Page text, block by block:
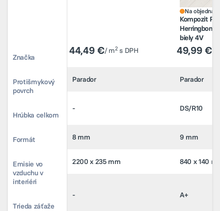
44,49 €/ m2s DPH
Na
Kompozit
Herringbone
biely 4V
49,99 €/
Značka Parador Parador
povrch
- DS/R10
Hrúbka celkom 8 mm 9 mm
Formát 2200 x 235 mm 840 x 140
Emisie vo
interiéri
- A+
49,99 €/
Značka Parador Parador
Protišmykový
povrch
Hrúbka celkom
Formát 2200 x 235 mm 840 x 140
Emisie vo
vzduchu v
interiéri
Trieda záťaže